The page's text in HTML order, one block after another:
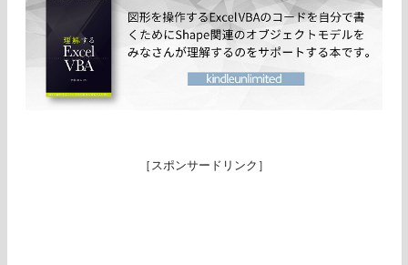
［スポンサードリンク］